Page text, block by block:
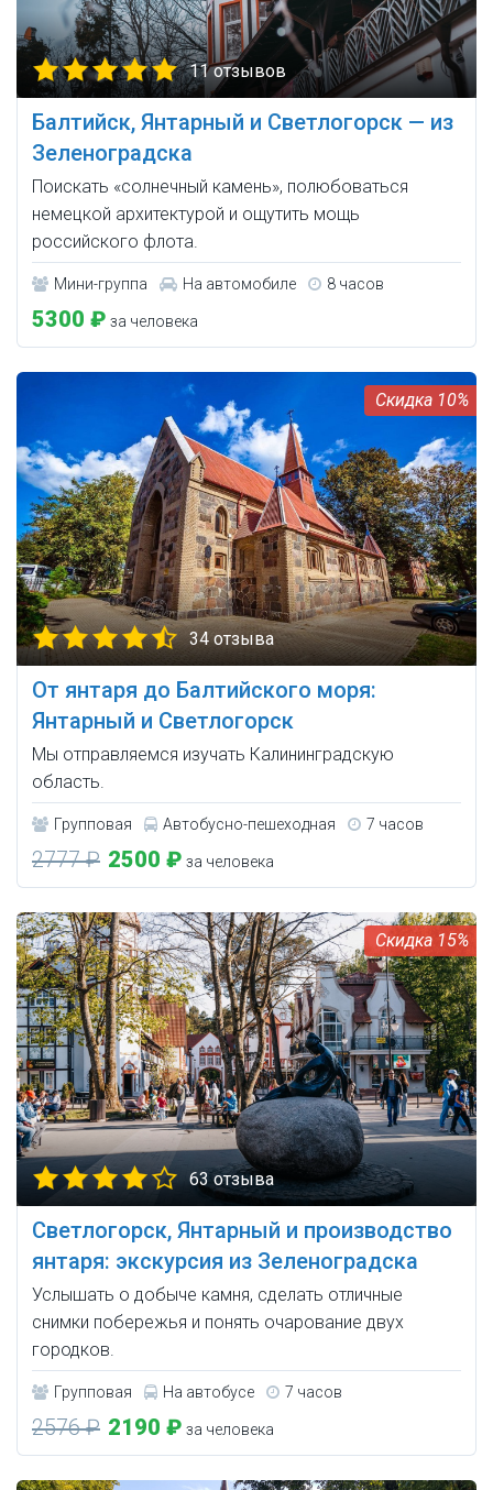
11 отзывов
Балтийск, Янтарный и Светлогорск — из
Зеленоградска
Поискать «солнечный камень», полюбоваться
немецкой архитектурой и ощутить мощь
российского флота.
Мини-группа На автомобиле 8 часов
5300 ₽ за человека
10%
34 отзыва
От янтаря до Балтийского моря:
Янтарный и Светлогорск
Мы отправляемся изучать Калининградскую
область.
Групповая Автобусно-пешеходная 7 часов
2777 ₽ 2500 ₽ за человека
15%
63 отзыва
Светлогорск, Янтарный и производство
янтаря: экскурсия из Зеленоградска
Услышать о добыче камня, сделать отличные
снимки побережья и понять очарование двух
городков.
Групповая На автобусе 7 часов
2576 ₽ 2190 ₽ за человека